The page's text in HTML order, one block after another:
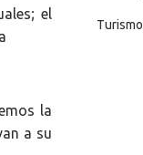
el
la
a su
Turismo